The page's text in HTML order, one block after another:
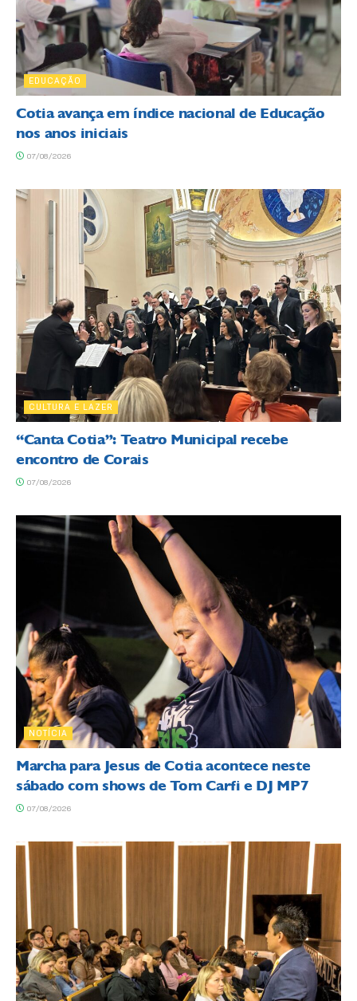
EDUCAÇÃO
Cotia avança em índice nacional de Educação
nos anos iniciais
07/08/2026
CULTURA E LAZER
“Canta Cotia”: Teatro Municipal recebe
encontro de Corais
07/08/2026
NOTÍCIA
Marcha para Jesus de Cotia acontece neste
sábado com shows de Tom Carfi e DJ MP7
07/08/2026